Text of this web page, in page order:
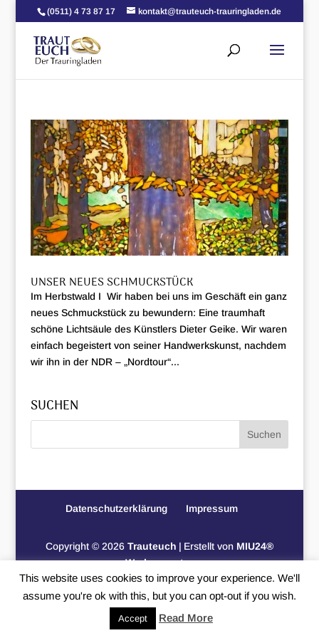
(0511) 4 73 87 17 kontakt@trauteuch-trauringladen.de
UNSER NEUES SCHMUCKSTÜCK
Im Herbstwald I Wir haben bei uns im Geschäft ein ganz
neues Schmuckstück zu bewundern: Eine traumhaft
schöne Lichtsäule des Künstlers Dieter Geike. Wir waren
einfach begeistert von seiner Handwerkskunst, nachdem
wir ihn in der NDR – „Nordtour“...
SUCHEN
Datenschutzerklärung Impressum
Copyright © 2026 Trauteuch | Erstellt von MIU24®
Werbeagentur
This website uses cookies to improve your experience. We'll
assume you're ok with this, but you can opt-out if you wish.
Accept Read More